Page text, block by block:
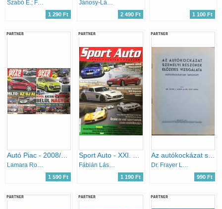
1 290 Ft 2 490 Ft 1 100 Ft
PARTNER
Autó Piac - 2008/12. szám + 2008/29. szám
Lamara Roland (főszerk.)
1 590 Ft
PARTNER
Sport Auto - XXI. évfolyam, 2012. december
Fábián László (szerk.)
1 190 Ft
PARTNER
Az autókockázat személyi részének előzetes vizsgálata
Dr. Frayer L. Márta, Steif Antal
990 Ft
PARTNER PARTNER PARTNER